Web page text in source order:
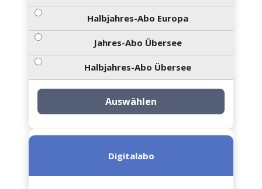
Halbjahres-Abo Europa
Jahres-Abo Übersee
Halbjahres-Abo Übersee
Auswählen
Digitalabo